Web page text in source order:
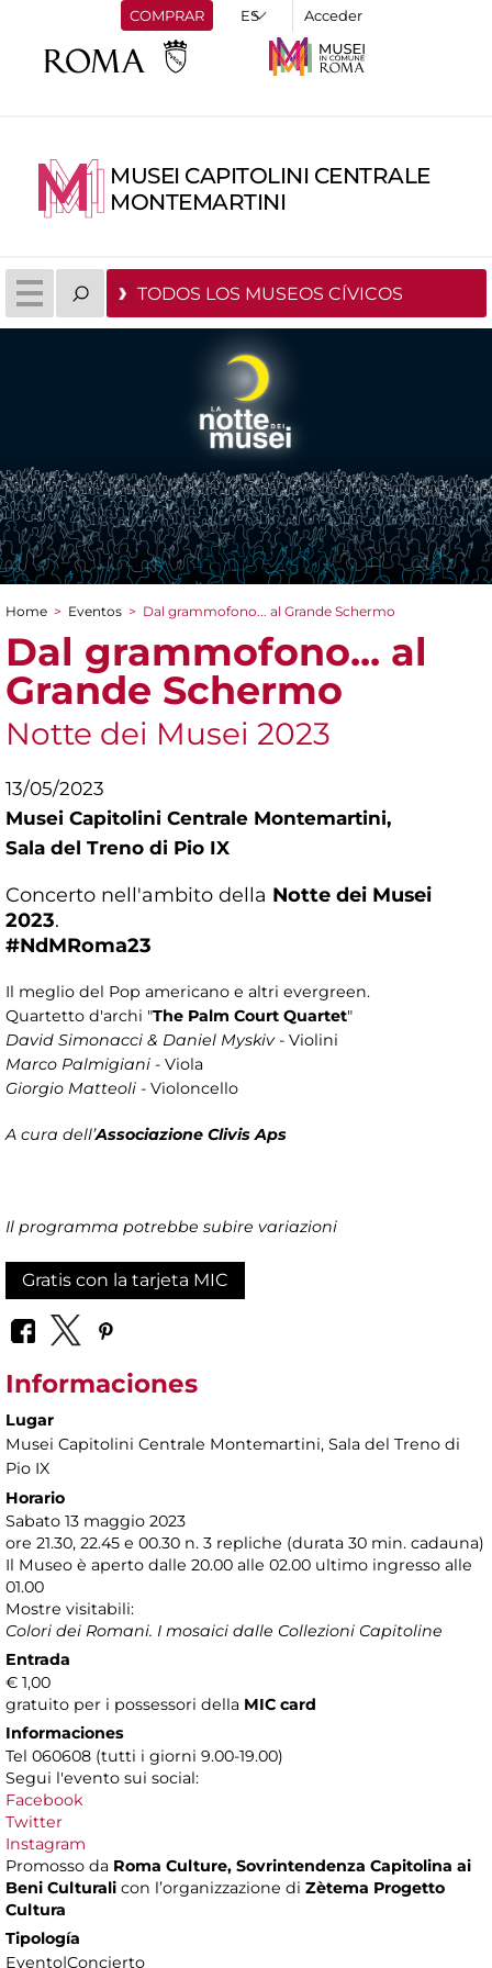
COMPRAR Acceder
MUSEI CAPITOLINI CENTRALE
MONTEMARTINI
TODOS LOS MUSEOS CÍVICOS
You are here
Home > Eventos > Dal grammofono... al Grande Schermo
Dal grammofono... al
Grande Schermo
Notte dei Musei 2023
13/05/2023
Musei Capitolini Centrale Montemartini,
Sala del Treno di Pio IX
Concerto nell'ambito della Notte dei Musei
2023.
#NdMRoma23
Il meglio del Pop americano e altri evergreen.
Quartetto d'archi "The Palm Court Quartet"
David Simonacci & Daniel Myskiv- Violini
Marco Palmigiani - Viola
Giorgio Matteoli - Violoncello
A cura dell’Associazione Clivis Aps
Il programma potrebbe subire variazioni
Gratis con la tarjeta MIC
Informaciones
Lugar
Musei Capitolini Centrale Montemartini, Sala del Treno di
Pio IX
Horario
Sabato 13 maggio 2023
ore 21.30, 22.45 e 00.30 n. 3 repliche (durata 30 min. cadauna)
Il Museo è aperto dalle 20.00 alle 02.00 ultimo ingresso alle
01.00
Mostre visitabili:
Colori dei Romani. I mosaici dalle Collezioni Capitoline
Entrada
€ 1,00
gratuito per i possessori della MIC card
Informaciones
Tel 060608 (tutti i giorni 9.00-19.00)
Segui l'evento sui social:
Facebook
Twitter
Instagram
Promosso da Roma Culture, Sovrintendenza Capitolina ai
Beni Culturali con l’organizzazione di Zètema Progetto
Cultura
Tipología
Evento|Concierto